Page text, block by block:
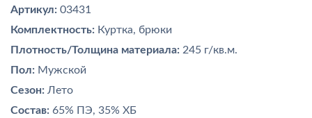
Артикул: 03431
Комплектность: Куртка, брюки
Плотность/Толщина материала: 245 г/кв.м.
Пол: Мужской
Сезон: Лето
Состав: 65% ПЭ, 35% ХБ